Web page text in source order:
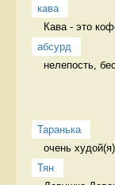
кава
Кава - это
абсурд
нелепость,
Таранька
очень худой(я)
Тян